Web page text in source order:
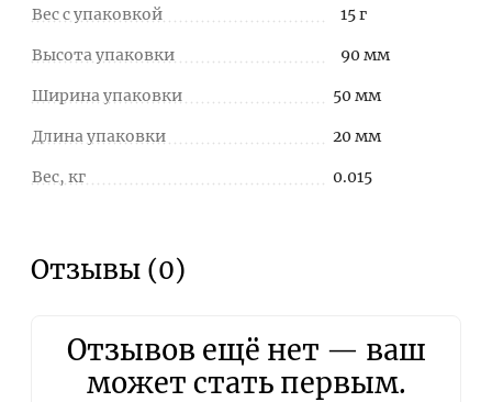
Вес с упаковкой 15 г
Высота упаковки 90 мм
Ширина упаковки 50 мм
Длина упаковки 20 мм
Вес, кг 0.015
Отзывы (0)
Отзывов ещё нет — ваш
может стать первым.